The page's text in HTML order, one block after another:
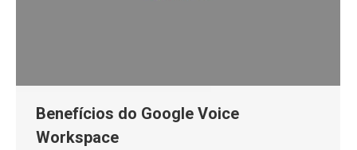
Benefícios do Google Voice
Workspace